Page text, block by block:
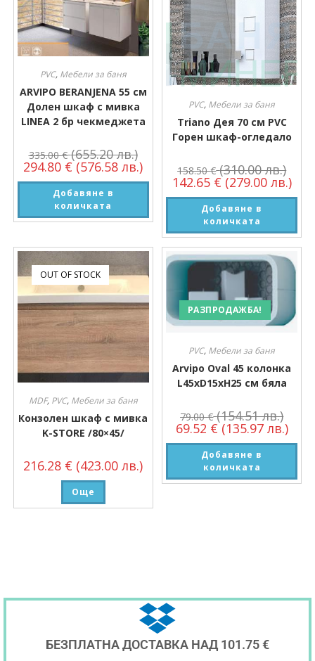
PVC, Мебели за баня
ARVIPO BERANJENA 55 см
Долен шкаф с мивка
LINEA 2 бр чекмеджета
335.00€ (655.20 лв.)
294.80 € (576.58 лв.)
Добавяне в
количката
PVC, Мебели за баня
Triano Дея 70 см PVC
Горен шкаф-огледало
158.50€ (310.00 лв.)
142.65 € (279.00 лв.)
Добавяне в
количката
OUT OF STOCK
MDF, PVC, Мебели за баня
Конзолен шкаф с мивка
K-STORE /80×45/
216.28 € (423.00 лв.)
Още
РАЗПРОДАЖБА!
PVC, Мебели за баня
Arvipo Oval 45 колонка
L45xD15xH25 см бяла
79.00€ (154.51 лв.)
69.52 € (135.97 лв.)
Добавяне в
количката
БЕЗПЛАТНА ДОСТАВКА НАД 101.75 €